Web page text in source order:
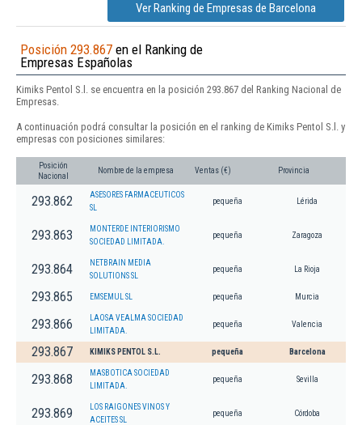
Ver Ranking de Empresas de Barcelona
Posición 293.867 en el Ranking de
Empresas Españolas
Kimiks Pentol S.l. se encuentra en la posición 293.867 del Ranking Nacional de
Empresas.
A continuación podrá consultar la posición en el ranking de Kimiks Pentol S.l. y
empresas con posiciones similares:
Posición
Nacional
Nombre de la empresa Ventas (€) Provincia
293.862
ASESORES FARMACEUTICOS
SL
pequeña Lérida
293.863
MONTERDE INTERIORISMO
SOCIEDAD LIMITADA.
pequeña Zaragoza
293.864
NETBRAIN MEDIA
SOLUTIONS SL
pequeña La Rioja
293.865 EMSEMUL SL pequeña Murcia
293.866
LAOSA VEALMA SOCIEDAD
LIMITADA.
pequeña Valencia
293.867 KIMIKS PENTOL S.L. pequeña Barcelona
293.868
MASBOTICA SOCIEDAD
LIMITADA.
pequeña Sevilla
293.869
LOS RAIGONES VINOS Y
ACEITES SL
pequeña Córdoba